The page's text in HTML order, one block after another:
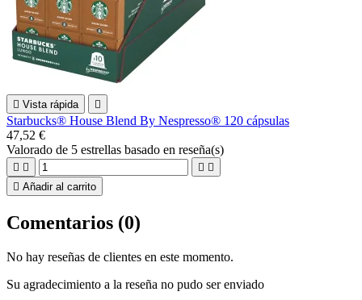
 Vista rápida 
Starbucks® House Blend By Nespresso® 120 cápsulas
47,52 €
Valorado de 5 estrellas basado en reseña(s)
   
 Añadir al carrito
Comentarios (0)
No hay reseñas de clientes en este momento.
Su agradecimiento a la reseña no pudo ser enviado